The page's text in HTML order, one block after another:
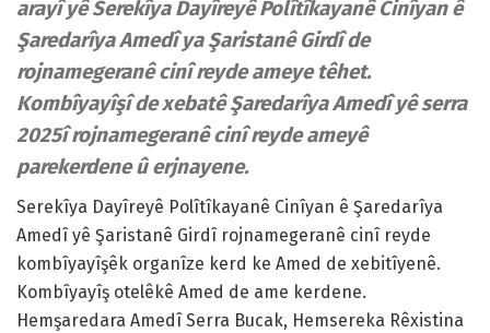
arayî yê Serekîya Dayîreyê Polîtîkayanê Cinîyan ê
Şaredarîya Amedî ya Şaristanê Girdî de
rojnamegeranê cinî reyde ameye têhet.
Kombîyayîşî de xebatê Şaredarîya Amedî yê serra
2025î rojnamegeranê cinî reyde ameyê
parekerdene û erjnayene.
Serekîya Dayîreyê Polîtîkayanê Cinîyan ê Şaredarîya
Amedî yê Şaristanê Girdî rojnamegeranê cinî reyde
kombîyayîşêk organîze kerd ke Amed de xebitîyenê.
Kombîyayîş otelêkê Amed de ame kerdene.
Hemşaredara Amedî Serra Bucak, Hemsereka Rêxistina